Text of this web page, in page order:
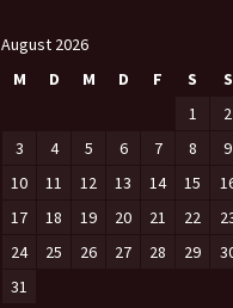
August 2026
M
D M D F S
S
1
2
3
4 5 6 7 8
9
10
11 12 13 14 15
17
18 19 20 21 22
24
25 26 27 28 29
31